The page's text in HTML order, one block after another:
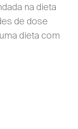
na dieta
de dose
dieta com